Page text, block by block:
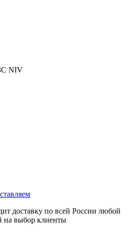
NIV
доставку по всей России любой
на выбор клиенты